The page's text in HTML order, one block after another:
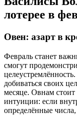
лотерее в
Овен: азарт в
Февраль станет
смогут
добиваться своих
месяце. Овнам стоит
интуиции: если
определённые числа,